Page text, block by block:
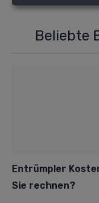
Beliebte
Entrümpler
Sie rechnen?